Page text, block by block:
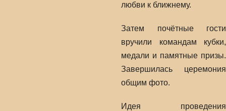
любви к ближнему.
Затем почётные гости
вручили командам кубки,
медали и памятные призы.
Завершилась церемония
общим фото.
Идея проведения